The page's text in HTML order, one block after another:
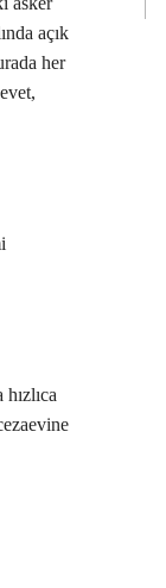
açık
her